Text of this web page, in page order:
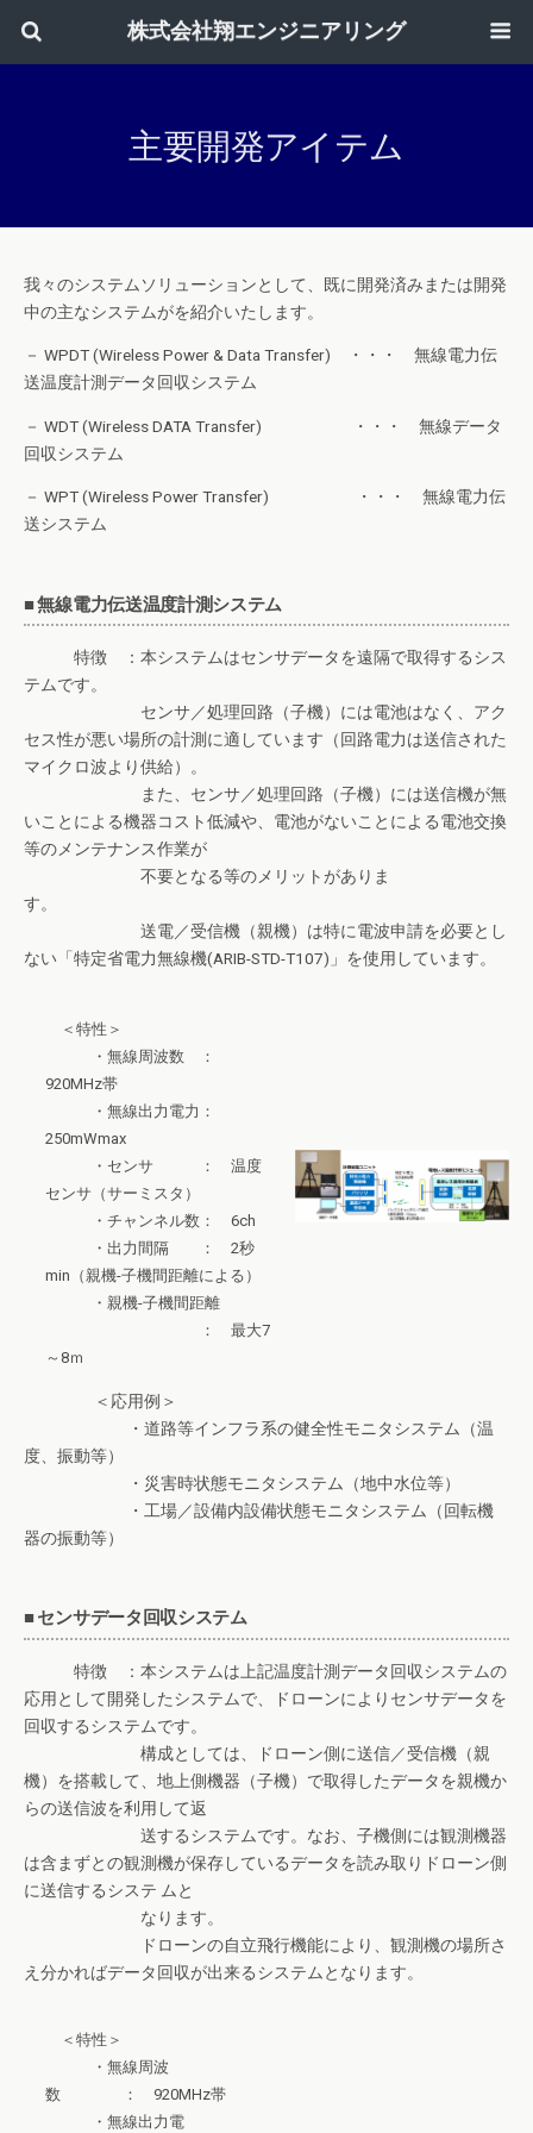
株式会社翔エンジニアリング
主要開発アイテム
我々のシステムソリューションとして、既に開発済みまたは開発
中の主なシステムがを紹介いたします。
－ WPDT (Wireless Power & Data Transfer) ・・・ 無線電力伝
送温度計測データ回収システム
－ WDT (Wireless DATA Transfer) ・・・ 無線データ
回収システム
－ WPT (Wireless Power Transfer) ・・・ 無線電力伝
送システム
■ 無線電力伝送温度計測システム
特徴 ：本システムはセンサデータを遠隔で取得するシス
テムです。
センサ／処理回路（子機）には電池はなく、アク
セス性が悪い場所の計測に適しています（回路電力は送信された
マイクロ波より供給）。
また、センサ／処理回路（子機）には送信機が無
いことによる機器コスト低減や、電池がないことによる電池交換
等のメンテナンス作業が
不要となる等のメリットがありま
す。
送電／受信機（親機）は特に電波申請を必要とし
ない「特定省電力無線機(ARIB-STD-T107)」を使用しています。
＜特性＞
・無線周波数 ：
920MHz帯
・無線出力電力：
250mWmax
・センサ ： 温度
センサ（サーミスタ）
・チャンネル数： 6ch
・出力間隔 ： 2秒
min（親機-子機間距離による）
・親機-子機間距離
： 最大7
～8ｍ
＜応用例＞
・道路等インフラ系の健全性モニタシステム（温
度、振動等）
・災害時状態モニタシステム（地中水位等）
・工場／設備内設備状態モニタシステム（回転機
器の振動等）
■ センサデータ回収システム
特徴 ：本システムは上記温度計測データ回収システムの
応用として開発したシステムで、ドローンによりセンサデータを
回収するシステムです。
構成としては、ドローン側に送信／受信機（親
機）を搭載して、地上側機器（子機）で取得したデータを親機か
らの送信波を利用して返
送するシステムです。なお、子機側には観測機器
は含まずとの観測機が保存しているデータを読み取りドローン側
に送信するシステ ムと
なります。
ドローンの自立飛行機能により、観測機の場所さ
え分かればデータ回収が出来るシステムとなります。
＜特性＞
・無線周波
数 ： 920MHz帯
・無線出力電